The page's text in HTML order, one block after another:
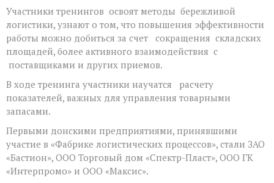
Участники тренингов освоят методы бережливой
логистики, узнают о том, что повышения эффективности
работы можно добиться за счет сокращения складских
площадей, более активного взаимодействия с
поставщиками и других приемов.
В ходе тренинга участники научатся расчету
показателей, важных для управления товарными
запасами.
Первыми донскими предприятиями, принявшими
участие в «Фабрике логистических процессов», стали ЗАО
«Бастион», ООО Торговый дом «Спектр-Пласт», ООО ГК
«Интерпромо» и ООО «Максис».